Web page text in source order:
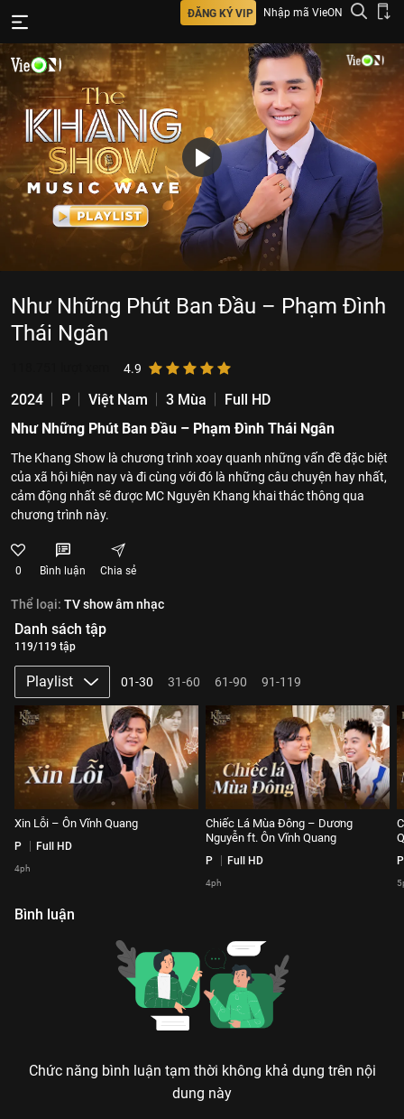
ĐĂNG KÝ VIP Nhập mã VieON
Như Những Phút Ban Đầu – Phạm Đình
Thái Ngân
4.9
2024 P Việt Nam 3 Mùa
Full HD
Như Những Phút Ban Đầu – Phạm Đình Thái Ngân
The Khang Show là chương trình xoay quanh những vấn đề đặc biệt
của xã hội hiện nay và đi cùng với đó là những câu chuyện hay nhất,
cảm động nhất sẽ được MC Nguyên Khang khai thác thông qua
chương trình này.
0 Bình luận Chia sẻ
Thể loại: TV show âm nhạc
Danh sách tập
119/119 tập
Playlist 01-30 31-60 61-90 91-119
Xin Lỗi – Ôn Vĩnh Quang
P Full HD
4ph
Chiếc Lá Mùa Đông – Dương
Nguyễn ft. Ôn Vĩnh Quang
P Full HD
4ph
P
Bình luận
Chức năng bình luận tạm thời không khả dụng trên nội
dung này